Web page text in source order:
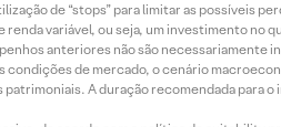
de “stops” para limitar as possíveis
variável, ou seja, um investimento no
anteriores não são necessariamente
de mercado, o cenário
A duração recomendada para